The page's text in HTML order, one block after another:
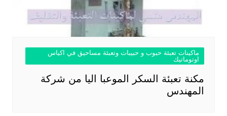
ماكينات تعبئة حبوب و حبيبات وتعبئة مساحيق في اكياس
اوتوماتيك
مكنة تعبئة السكر الموعبا اليا من شركة
المهندس